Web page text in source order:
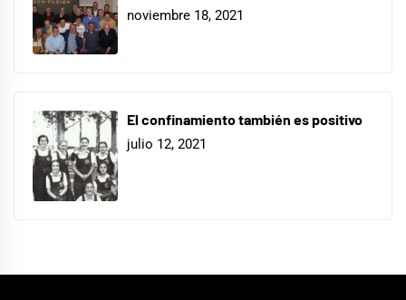
noviembre 18, 2021
El confinamiento también es positivo
julio 12, 2021